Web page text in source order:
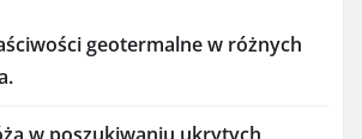
geotermalne w różnych
w poszukiwaniu ukrytych